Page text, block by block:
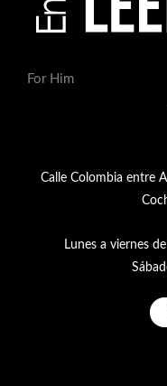
For Him
Calle Colombia entre
Lunes a viernes